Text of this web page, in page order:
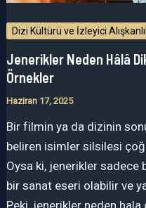
Dizi Kültürü ve İzleyici
Jenerikler Neden Hâlâ
Örnekler
Haziran 17, 2025
Bir filmin ya da dizinin
beliren isimler silsilesi
Oysa ki, jenerikler sadece
bir sanat eseri olabilir ve
Peki, jenerikler neden hala